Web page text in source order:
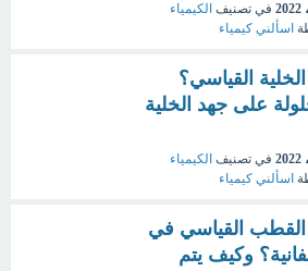
في تصنيف الكيمياء
اسألني كيمياء
القياسي؟
على جهد الخلية
في تصنيف الكيمياء
اسألني كيمياء
القطب القياسي في
وكيف يتم